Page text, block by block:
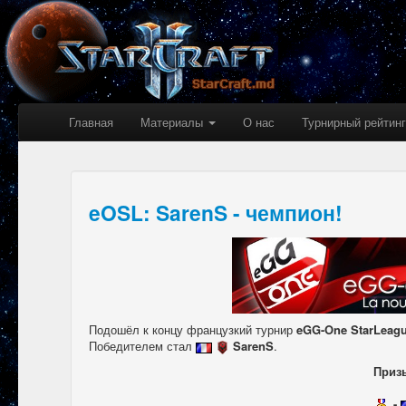
Главная Материалы О нас Турнирный рейтинг
eOSL: SarenS - чемпион!
Подошёл к концу французкий турнир eGG-One
Победителем стал
SarenS.